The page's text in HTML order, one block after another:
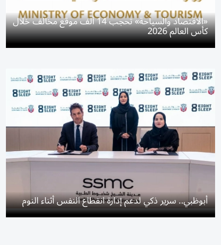
«الاقتصاد والسياحة» تحجب 14 ألف موقع مخالف خلال
كأس العالم 2026
أبوظبي.. سرير ذكي لدعم إدارة انقطاع النفس أثناء النوم